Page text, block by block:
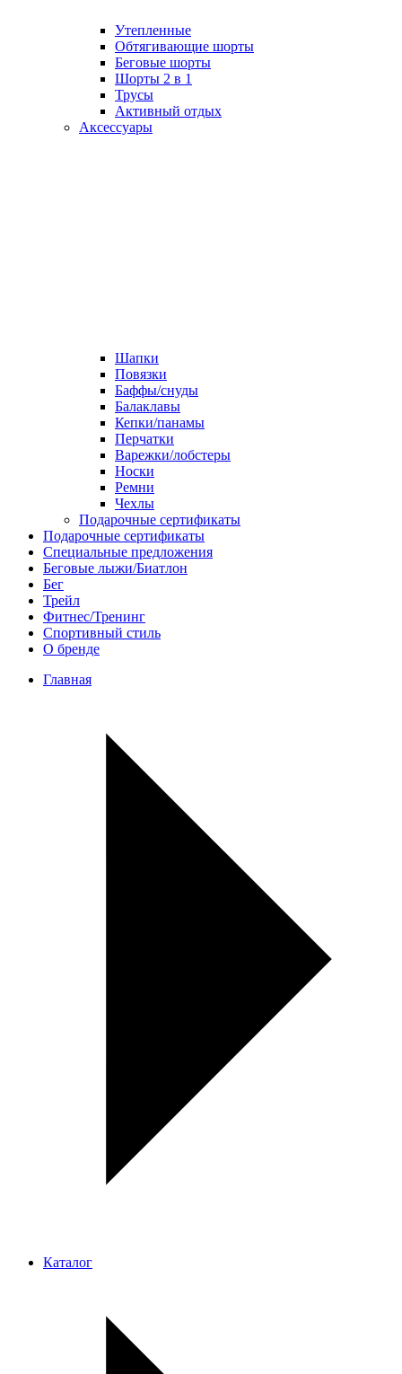
Утепленные
Обтягивающие шорты
Беговые шорты
Шорты 2 в 1
Трусы
Активный отдых
Аксессуары
Шапки
Повязки
Баффы/снуды
Балаклавы
Кепки/панамы
Перчатки
Варежки/лобстеры
Носки
Ремни
Чехлы
Подарочные сертификаты
Подарочные сертификаты
Специальные предложения
Беговые лыжи/Биатлон
Бег
Трейл
Фитнес/Тренинг
Спортивный стиль
О бренде
Главная
Каталог